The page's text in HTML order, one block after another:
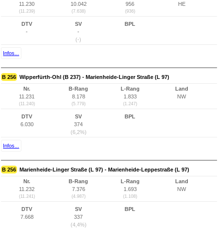
11.230
(11.239)
10.042
(7.638)
956
(936)
HE
DTV
-
SV
-
(-)
BPL
Infos...
B 256 Wipperfürth-Ohl (B 237) - Marienheide-Linger Straße (L 97)
Nr.
11.231
(11.240)
B-Rang
8.178
(5.779)
L-Rang
1.833
(1.247)
Land
NW
DTV
6.030
SV
374
(6,2%)
BPL
Infos...
B 256 Marienheide-Linger Straße (L 97) - Marienheide-Leppestraße (L 97)
Nr.
11.232
(11.241)
B-Rang
7.376
(4.987)
L-Rang
1.693
(1.108)
Land
NW
DTV
7.668
SV
337
(4,4%)
BPL